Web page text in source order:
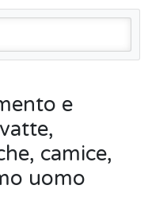
e
camice,
uomo